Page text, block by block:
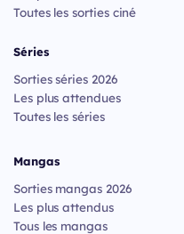
Toutes les sorties ciné
Séries
Sorties séries 2026
Les plus attendues
Toutes les séries
Mangas
Sorties mangas 2026
Les plus attendus
Tous les mangas